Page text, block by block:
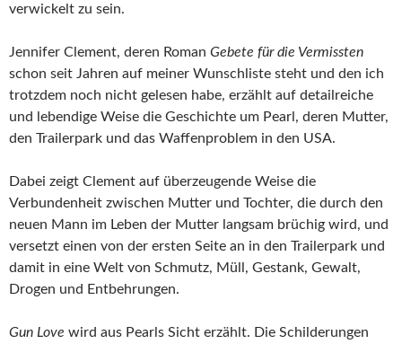
verwickelt zu sein.
Jennifer Clement, deren Roman Gebete für die Vermissten
schon seit Jahren auf meiner Wunschliste steht und den ich
trotzdem noch nicht gelesen habe, erzählt auf detailreiche
und lebendige Weise die Geschichte um Pearl, deren Mutter,
den Trailerpark und das Waffenproblem in den USA.
Dabei zeigt Clement auf überzeugende Weise die
Verbundenheit zwischen Mutter und Tochter, die durch den
neuen Mann im Leben der Mutter langsam brüchig wird, und
versetzt einen von der ersten Seite an in den Trailerpark und
damit in eine Welt von Schmutz, Müll, Gestank, Gewalt,
Drogen und Entbehrungen.
Gun Love wird aus Pearls Sicht erzählt. Die Schilderungen